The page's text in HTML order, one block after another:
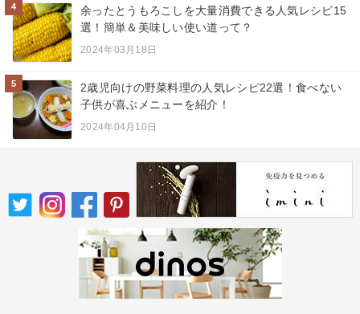
4
余ったとうもろこしを大量消費できる人気レシピ15
選！簡単＆美味しい使い道って？
2024年03月18日
5
2歳児向けの野菜料理の人気レシピ22選！食べない
子供が喜ぶメニューを紹介！
2024年04月10日